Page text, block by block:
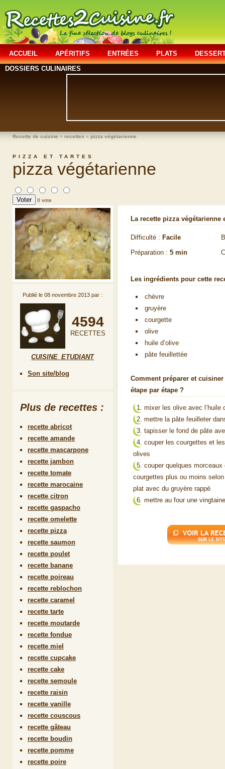
ACCUEIL APÉRITIFS ENTRÉES PLATS
DOSSIERS CULINAIRES
Recette de cuisine » recettes » pizza végétarienne
PIZZA ET TARTES
pizza végétarienne
0 vote
La recette pizza végétarienne
Difficulté : Facile
Préparation : 5 min
Les ingrédients pour cette
chèvre
gruyère
courgette
olive
huile d’olive
pâte feuillettée
Comment préparer et
étape par étape ?
mixer les olive avec l’huile
mettre la pâte feuilleter
tapisser le fond de pâte
couper les courgettes et
olives
couper quelques
courgettes plus ou moins
plat avec du gruyère rappé
mettre au four une
Publié le08 novembre 2013par :
4594
RECETTES
CUISINE_ETUDIANT
Son site/blog
Plus de recettes :
recette abricot
recette amande
recette mascarpone
recette jambon
recette tomate
recette marocaine
recette citron
recette gaspacho
recette omelette
recette pizza
recette saumon
recette poulet
recette banane
recette poireau
recette reblochon
recette caramel
recette tarte
recette moutarde
recette fondue
recette miel
recette cupcake
recette cake
recette semoule
recette raisin
recette vanille
recette couscous
recette gâteau
recette boudin
recette pomme
recette poire